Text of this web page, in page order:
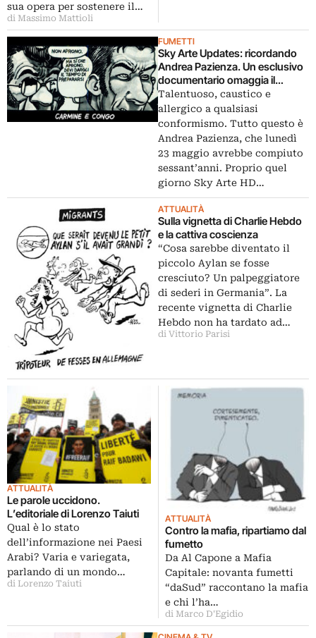
sua opera per sostenere il…
di Massimo Mattioli
FUMETTI
Sky Arte Updates: ricordando
Andrea Pazienza. Un esclusivo
documentario omaggia il
fumettista a sessant’anni dalla
nascita, ripercorrendone la
leggendaria carriera
Talentuoso, caustico e
allergico a qualsiasi
conformismo. Tutto questo è
Andrea Pazienza, che lunedì
23 maggio avrebbe compiuto
sessant’anni. Proprio quel
giorno Sky Arte HD…
ATTUALITÀ
Sulla vignetta di Charlie Hebdo
e la cattiva coscienza
“Cosa sarebbe diventato il
piccolo Aylan se fosse
cresciuto? Un palpeggiatore
di sederi in Germania”. La
recente vignetta di Charlie
Hebdo non ha tardato ad…
di Vittorio Parisi
ATTUALITÀ
Le parole uccidono.
L’editoriale di Lorenzo Taiuti
Qual è lo stato
dell’informazione nei Paesi
Arabi? Varia e variegata,
parlando di un mondo…
di Lorenzo Taiuti
ATTUALITÀ
Contro la mafia, ripartiamo dal
fumetto
Da Al Capone a Mafia
Capitale: novanta fumetti
“daSud” raccontano la mafia
e chi l’ha…
di Marco D'Egidio